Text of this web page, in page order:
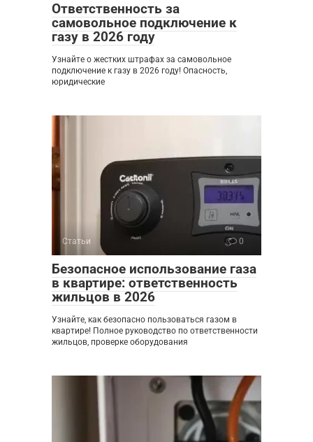
Ответственность за
самовольное подключение к
газу в 2026 году
Узнайте о жестких штрафах за самовольное
подключение к газу в 2026 году! Опасность,
юридические
Статьи 0
Безопасное использование газа
в квартире: ответственность
жильцов в 2026
Узнайте, как безопасно пользоваться газом в
квартире! Полное руководство по ответственности
жильцов, проверке оборудования